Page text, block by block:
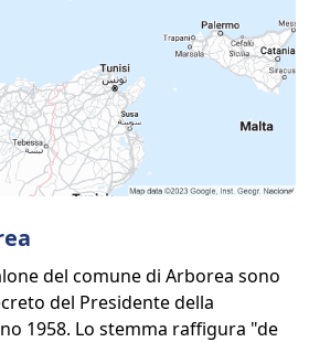
del comune di Arborea sono
del Presidente della
1958. Lo stemma raffigura "de